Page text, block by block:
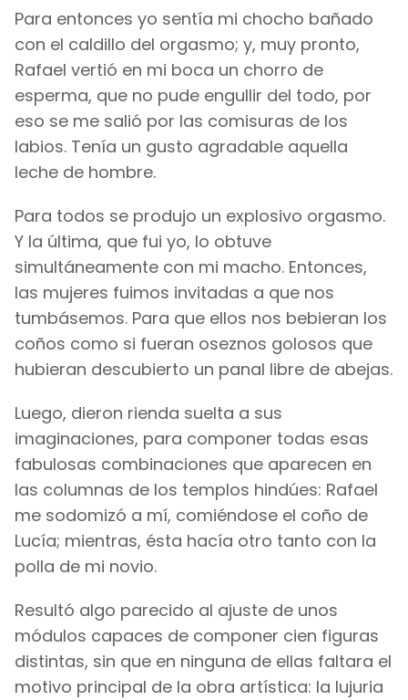
Para entonces yo sentía mi chocho bañado
con el caldillo del orgasmo; y, muy pronto,
Rafael vertió en mi boca un chorro de
esperma, que no pude engullir del todo, por
eso se me salió por las comisuras de los
labios. Tenía un gusto agradable aquella
leche de hombre.
Para todos se produjo un explosivo orgasmo.
Y la última, que fui yo, lo obtuve
simultáneamente con mi macho. Entonces,
las mujeres fuimos invitadas a que nos
tumbásemos. Para que ellos nos bebieran los
coños como si fueran oseznos golosos que
hubieran descubierto un panal libre de abejas.
Luego, dieron rienda suelta a sus
imaginaciones, para componer todas esas
fabulosas combinaciones que aparecen en
las columnas de los templos hindúes: Rafael
me sodomizó a mí, comiéndose el coño de
Lucía; mientras, ésta hacía otro tanto con la
polla de mi novio.
Resultó algo parecido al ajuste de unos
módulos capaces de componer cien figuras
distintas, sin que en ninguna de ellas faltara el
motivo principal de la obra artística: la lujuria